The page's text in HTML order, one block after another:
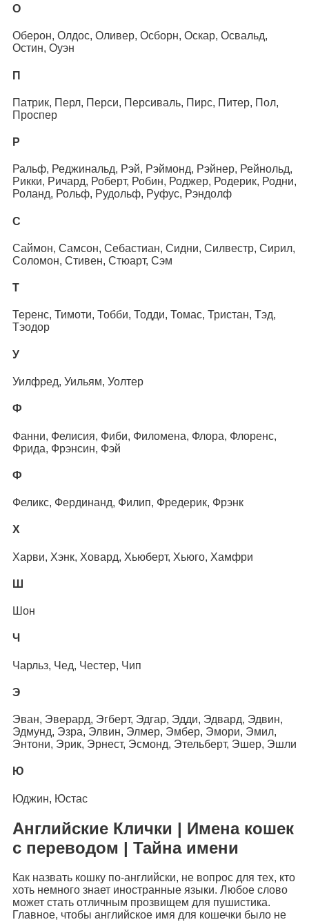
О
Оберон, Олдос, Оливер, Осборн, Оскар, Освальд,
Остин, Оуэн
П
Патрик, Перл, Перси, Персиваль, Пирс, Питер, Пол,
Проспер
Р
Ральф, Реджинальд, Рэй, Рэймонд, Рэйнер, Рейнольд,
Рикки, Ричард, Роберт, Робин, Роджер, Родерик, Родни,
Роланд, Рольф, Рудольф, Руфус, Рэндолф
С
Саймон, Самсон, Себастиан, Сидни, Силвестр, Сирил,
Соломон, Стивен, Стюарт, Сэм
Т
Теренс, Тимоти, Тобби, Тодди, Томас, Тристан, Тэд,
Тэодор
У
Уилфред, Уильям, Уолтер
Ф
Фанни, Фелисия, Фиби, Филомена, Флора, Флоренс,
Фрида, Фрэнсин, Фэй
Ф
Феликс, Фердинанд, Филип, Фредерик, Фрэнк
Х
Харви, Хэнк, Ховард, Хьюберт, Хьюго, Хамфри
Ш
Шон
Ч
Чарльз, Чед, Честер, Чип
Э
Эван, Эверард, Эгберт, Эдгар, Эдди, Эдвард, Эдвин,
Эдмунд, Эзра, Элвин, Элмер, Эмбер, Эмори, Эмил,
Энтони, Эрик, Эрнест, Эсмонд, Этельберт, Эшер, Эшли
Ю
Юджин, Юстас
Английские Клички | Имена кошек
с переводом | Тайна имени
Как назвать кошку по-английски, не вопрос для тех, кто
хоть немного знает иностранные языки. Любое слово
может стать отличным прозвищем для пушистика.
Главное, чтобы английское имя для кошечки было не